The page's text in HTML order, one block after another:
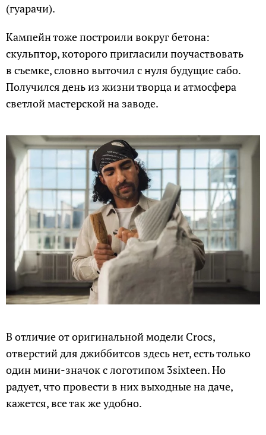
(гуарачи).
Кампейн тоже построили вокруг бетона:
скульптор, которого пригласили поучаствовать
в съемке, словно выточил с нуля будущие сабо.
Получился день из жизни творца и атмосфера
светлой мастерской на заводе.
В отличие от оригинальной модели Crocs,
отверстий для джиббитсов здесь нет, есть только
один мини-значок с логотипом 3sixteen. Но
радует, что провести в них выходные на даче,
кажется, все так же удобно.